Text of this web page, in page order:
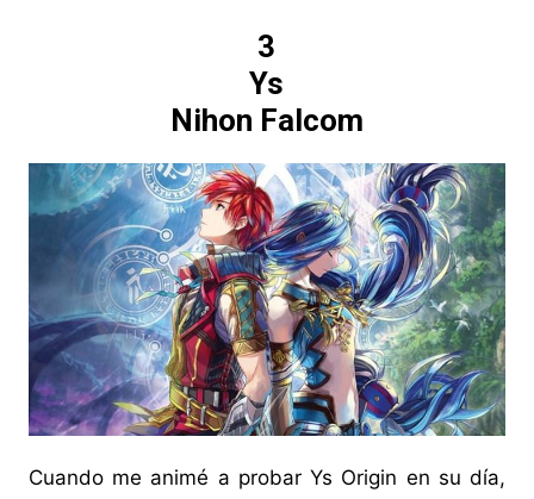
3
Ys
Nihon Falcom
Cuando me animé a probar Ys Origin en su día,